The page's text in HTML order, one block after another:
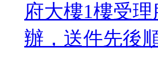
府大樓1樓受
辦，送件先後